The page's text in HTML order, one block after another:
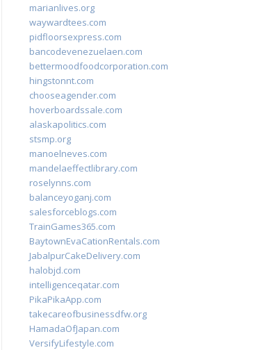
marianlives.org
waywardtees.com
pidfloorsexpress.com
bancodevenezuelaen.com
bettermoodfoodcorporation.com
hingstonnt.com
chooseagender.com
hoverboardssale.com
alaskapolitics.com
stsmp.org
manoelneves.com
mandelaeffectlibrary.com
roselynns.com
balanceyoganj.com
salesforceblogs.com
TrainGames365.com
BaytownEvaCationRentals.com
JabalpurCakeDelivery.com
halobjd.com
intelligenceqatar.com
PikaPikaApp.com
takecareofbusinessdfw.org
HamadaOfJapan.com
VersifyLifestyle.com